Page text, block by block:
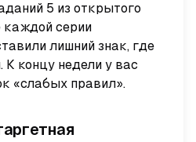
5 из открытого
серии
лишний знак, где
концу недели у вас
«слабых правил».